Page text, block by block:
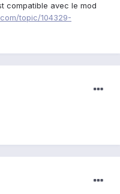
compatible avec le mod
topic/104329-